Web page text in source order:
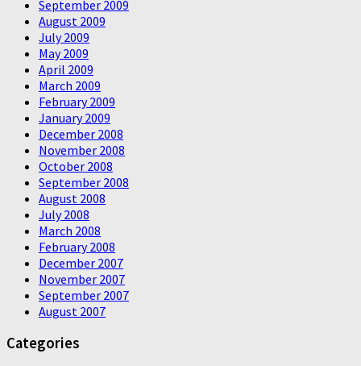
September 2009
August 2009
July 2009
May 2009
April 2009
March 2009
February 2009
January 2009
December 2008
November 2008
October 2008
September 2008
August 2008
July 2008
March 2008
February 2008
December 2007
November 2007
September 2007
August 2007
Categories